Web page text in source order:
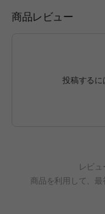
商品レビュー
投稿するに
レビュ
商品を利用して、